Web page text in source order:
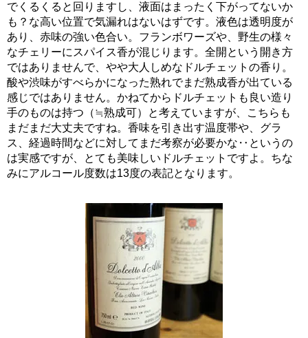
でくるくると回りますし、液面はまったく下がってないか
も？な高い位置で気漏れはないはずです。液色は透明度が
あり、赤味の強い色合い。フランボワーズや、野生の様々
なチェリーにスパイス香が混じります。全開という開き方
ではありませんで、やや大人しめなドルチェットの香り。
酸や渋味がすべらかになった熟れでまだ熟成香が出ている
感じではありません。かねてからドルチェットも良い造り
手のものは持つ（≒熟成可）と考えていますが、こちらも
まだまだ大丈夫ですね。香味を引き出す温度帯や、グラ
ス、経過時間などに対してまだ考察が必要かな‥というの
は実感ですが、とても美味しいドルチェットですよ。ちな
みにアルコール度数は13度の表記となります。